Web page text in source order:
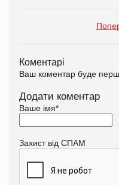
Коментарі
Ваш коментар буде
Додати коментар
Ваше імя*
Захист від СПАМ